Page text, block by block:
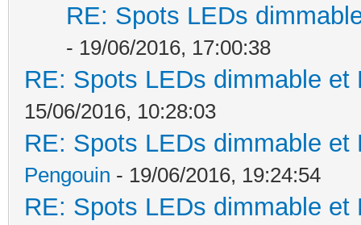
RE: Spots LEDs
- 19/06/2016, 17:00:38
RE: Spots LEDs dimmable
15/06/2016, 10:28:03
RE: Spots LEDs dimmable
Pengouin - 19/06/2016, 19:24:54
RE: Spots LEDs dimmable